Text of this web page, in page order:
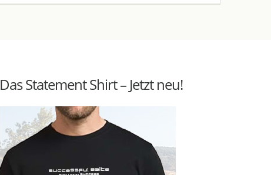
Das Statement Shirt – Jetzt neu!